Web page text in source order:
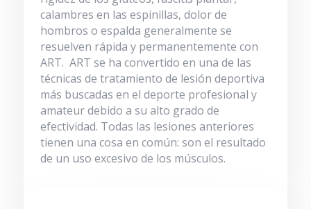
calambres en las espinillas, dolor de
hombros o espalda generalmente se
resuelven rápida y permanentemente con
ART. ART se ha convertido en una de las
técnicas de tratamiento de lesión deportiva
más buscadas en el deporte profesional y
amateur debido a su alto grado de
efectividad. Todas las lesiones anteriores
tienen una cosa en común: son el resultado
de un uso excesivo de los músculos.